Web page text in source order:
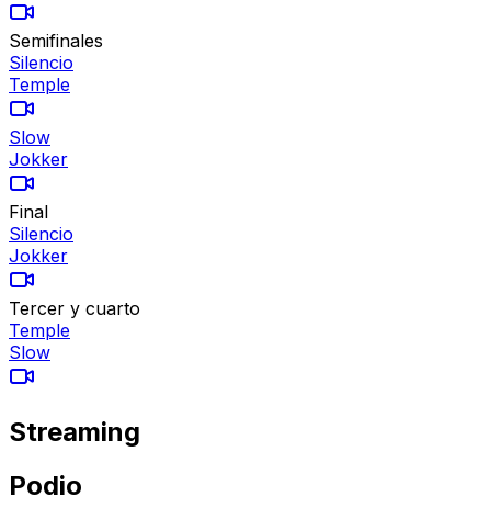
Semifinales
Silencio
Temple
Slow
Jokker
Final
Silencio
Jokker
Tercer y cuarto
Temple
Slow
Streaming
Podio